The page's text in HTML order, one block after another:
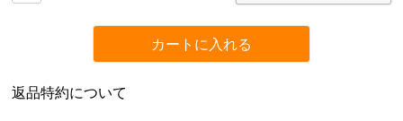
カートに入れる
返品特約について